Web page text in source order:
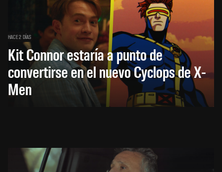
HACE 2 DÍAS
Kit Connor estaría a punto de
convertirse en el nuevo Cyclops de X-
Men